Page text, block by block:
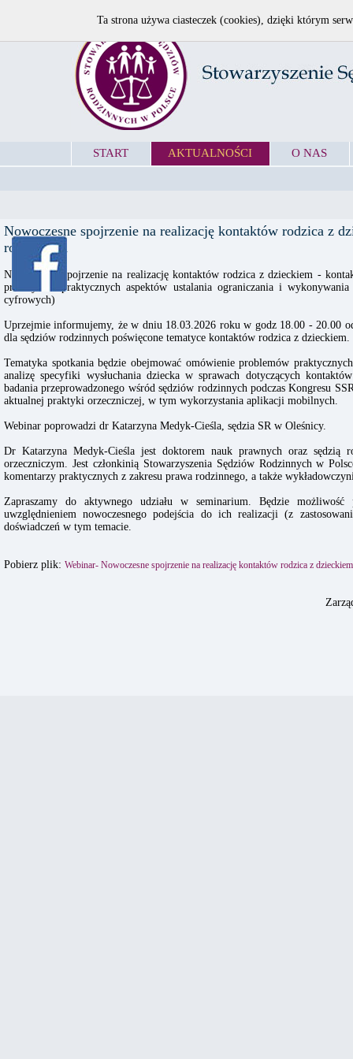
START AKTUALNOŚCI O NAS
Nowoczesne spojrzenie na realizację kontaktów rodzica z
rodzinnych
Nowoczesne spojrzenie na realizację kontaktów rodzica z dzieckiem -
prawnych i praktycznych aspektów ustalania ograniczania i
cyfrowych)
Uprzejmie informujemy, że w dniu 18.03.2026 roku w godz 18.00 - 20.00
dla sędziów rodzinnych poświęcone tematyce kontaktów rodzica z dzieckiem.
Tematyka spotkania będzie obejmować omówienie problemów
analizę specyfiki wysłuchania dziecka w sprawach dotyczących
badania przeprowadzonego wśród sędziów rodzinnych podczas Kongresu
aktualnej praktyki orzeczniczej, w tym wykorzystania aplikacji mobilnych.
Webinar poprowadzi dr Katarzyna Medyk-Cieśla, sędzia SR w Oleśnicy.
Dr Katarzyna Medyk-Cieśla jest doktorem nauk prawnych oraz sędzią
orzeczniczym. Jest członkinią Stowarzyszenia Sędziów Rodzinnych w
komentarzy praktycznych z zakresu prawa rodzinnego, a także
Zapraszamy do aktywnego udziału w seminarium. Będzie
uwzględnieniem nowoczesnego podejścia do ich realizacji (z
doświadczeń w tym temacie.
Pobierz plik: Webinar- Nowoczesne spojrzenie na realizację kontaktów rodzica z
Ta strona używa ciasteczek (cookies), dzięki którym